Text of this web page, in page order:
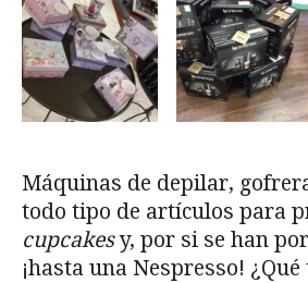
Máquinas de depilar,
todo tipo de artículos para
cupcakesy, por si se han
¡hasta una Nespresso! ¿Qué